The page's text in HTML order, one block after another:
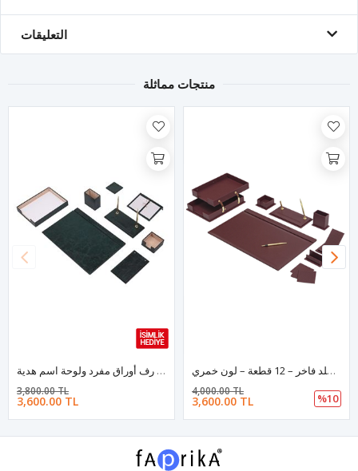
التعليقات
منتجات مماثلة
طقم مكتب جلد لون اخضر – 10 قطع مع رف أوراق مفرد ولوحة اسم هدية
3,600.00 TL
3,800.00 TL
طقم مكتب جلد فاخر – 12 قطعة – لون خمري
3,600.00 TL
4,000.00 TL
%10